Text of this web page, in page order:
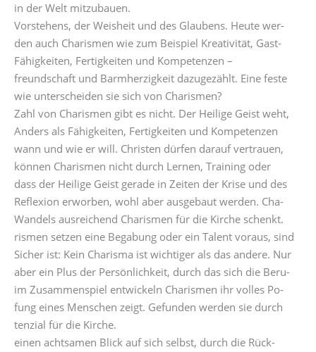
in der Welt mitzubauen.
Vorstehens, der Weisheit und des Glaubens. Heute wer-
den auch Charismen wie zum Beispiel Kreativität, Gast-
Fähigkeiten, Fertigkeiten und Kompetenzen –
freundschaft und Barmherzigkeit dazugezählt. Eine feste
wie unterscheiden sie sich von Charismen?
Zahl von Charismen gibt es nicht. Der Heilige Geist weht,
Anders als Fähigkeiten, Fertigkeiten und Kompetenzen
wann und wie er will. Christen dürfen darauf vertrauen,
können Charismen nicht durch Lernen, Training oder
dass der Heilige Geist gerade in Zeiten der Krise und des
Reflexion erworben, wohl aber ausgebaut werden. Cha-
Wandels ausreichend Charismen für die Kirche schenkt.
rismen setzen eine Begabung oder ein Talent voraus, sind
Sicher ist: Kein Charisma ist wichtiger als das andere. Nur
aber ein Plus der Persönlichkeit, durch das sich die Beru-
im Zusammenspiel entwickeln Charismen ihr volles Po-
fung eines Menschen zeigt. Gefunden werden sie durch
tenzial für die Kirche.
einen achtsamen Blick auf sich selbst, durch die Rück-